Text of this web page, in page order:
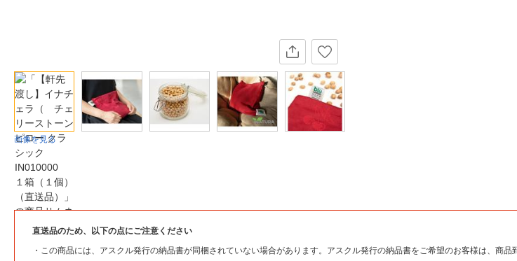
画像を見る
直送品のため、以下の点にご注意ください
・ この商品には、アスクル発行の納品書が同梱されていない場合があります。アスクル発行の納品書をご希望のお客様は、商